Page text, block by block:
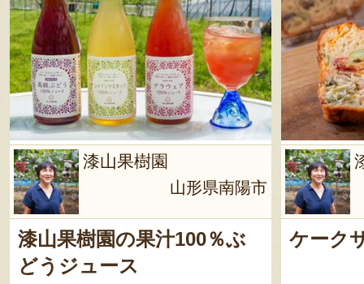
漆山果樹園
山形県南陽市
漆山果樹園の果汁100％ぶ
どうジュース
ケーク